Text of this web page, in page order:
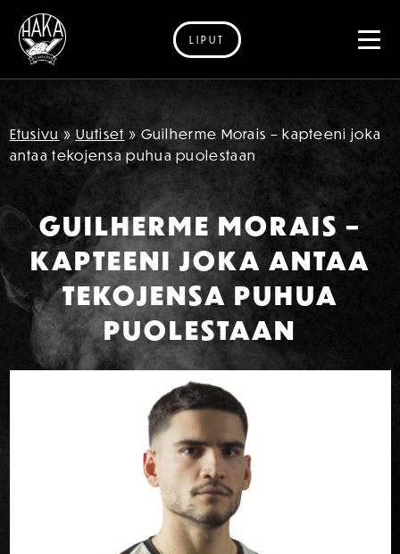
Siirry sisältöön
LIPUT
Etusivu » Uutiset » Guilherme Morais – kapteeni joka
antaa tekojensa puhua puolestaan
GUILHERME MORAIS –
KAPTEENI JOKA ANTAA
TEKOJENSA PUHUA
PUOLESTAAN